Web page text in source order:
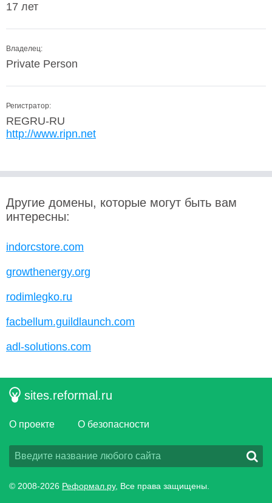
17 лет
Владелец:
Private Person
Регистратор:
REGRU-RU
http://www.ripn.net
Другие домены, которые могут быть вам
интересны:
indorcstore.com
growthenergy.org
rodimlegko.ru
facbellum.guildlaunch.com
adl-solutions.com
sites.reformal.ru
О проекте О безопасности
© 2008-2026 Реформал.ру, Все права защищены.